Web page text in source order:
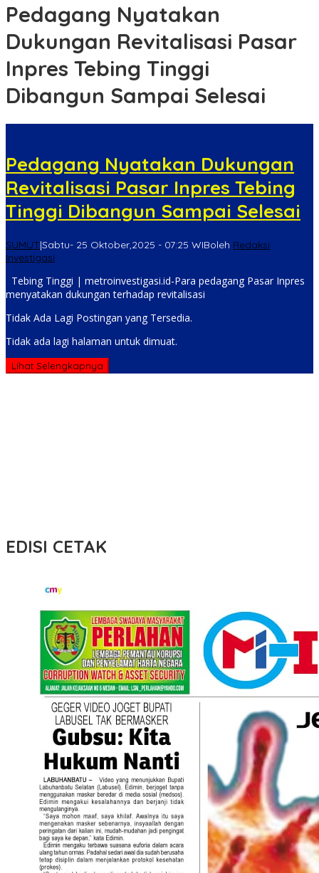
Pedagang Nyatakan
Dukungan Revitalisasi Pasar
Inpres Tebing Tinggi
Dibangun Sampai Selesai
Pedagang Nyatakan Dukungan
Revitalisasi Pasar Inpres Tebing
Tinggi Dibangun Sampai Selesai
SUMUT|Sabtu- 25 Oktober,2025 - 07:25 WIBoleh Redaksi
Investigasi
Tebing Tinggi | metroinvestigasi.id-Para pedagang Pasar Inpres
menyatakan dukungan terhadap revitalisasi
Tidak Ada Lagi Postingan yang Tersedia.
Tidak ada lagi halaman untuk dimuat.
Lihat Selengkapnya
EDISI CETAK